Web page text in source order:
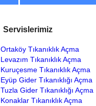
Servislerimiz
Ortaköy Tıkanıklık Açma
Levazım Tıkanıklık Açma
Kuruçesme Tıkanıklık Açma
Eyüp Gider Tıkanıklığı Açma
Tuzla Gider Tıkanıklığı Açma
Konaklar Tıkanıklık Açma